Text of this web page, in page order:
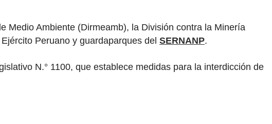
Medio Ambiente (Dirmeamb), la División contra la Minería
Peruano y guardaparques del SERNANP.
N.° 1100, que establece medidas para la interdicción de